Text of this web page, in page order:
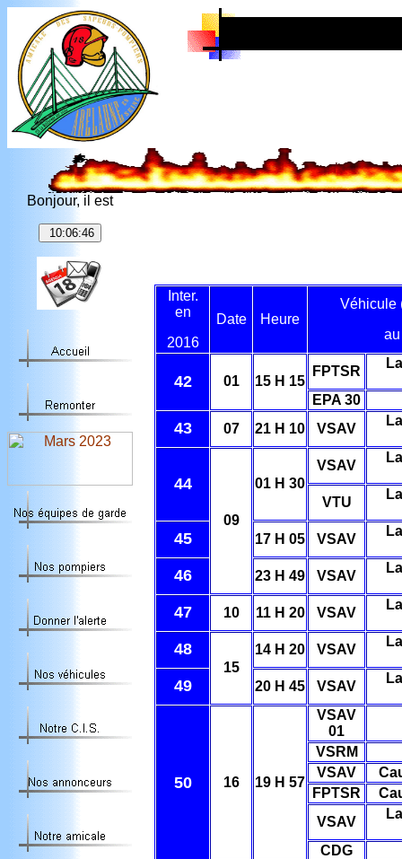
Bonjour, il est
Inter.
en
2016
Date Heure
Véhicule
42 01 15 H 15
FPTSR
EPA 30
43 07 21 H 10 VSAV
44
09
01 H 30
VSAV
VTU
45 17 H 05 VSAV
46 23 H 49 VSAV
47 10 11 H 20 VSAV
48
15
14 H 20 VSAV
49 20 H 45 VSAV
50 16 19 H 57
VSAV
01
VSRM
VSAV
FPTSR
VSAV
CDG